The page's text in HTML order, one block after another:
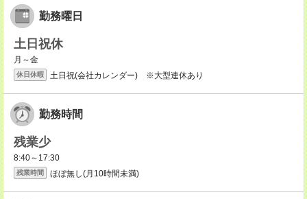
勤務曜日
土日祝休
月～金
休日休暇 土日祝(会社カレンダー) ※大型連休あり
勤務時間
残業少
8:40～17:30
残業時間 ほぼ無し(月10時間未満)